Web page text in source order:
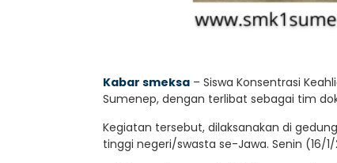
Kabar smeksa – Siswa Konsentrasi
Sumenep, dengan terlibat sebagai tim
Kegiatan tersebut, dilaksanakan di
tinggi negeri/swasta se-Jawa. Senin (16/